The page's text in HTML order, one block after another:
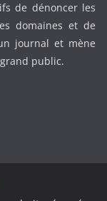
de dénoncer les
domaines et de
journal et mène
public.